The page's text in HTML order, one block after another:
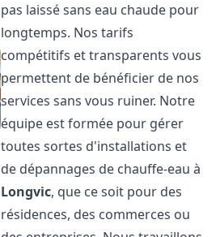
pas laissé sans eau chaude pour
longtemps. Nos tarifs
compétitifs et transparents vous
permettent de bénéficier de nos
services sans vous ruiner. Notre
équipe est formée pour gérer
toutes sortes d'installations et
de dépannages de chauffe-eau à
Longvic, que ce soit pour des
résidences, des commerces ou